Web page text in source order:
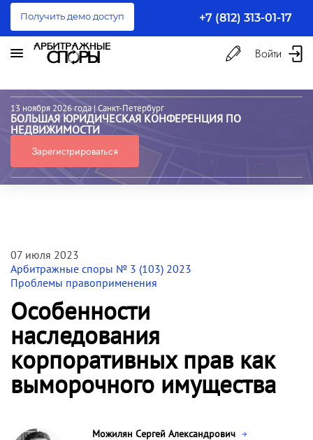
Получить демо доступ +7 (812) 313-01-17
Войти
13 ноября 2026 года | Санкт-Петербург
БОЛЬШАЯ ЮРИДИЧЕСКАЯ КОНФЕРЕНЦИЯ ПО
НЕДВИЖИМОСТИ
Зарегистрироваться
07 июля 2023
Арбитражные споры № 3 (103) 2023
Проблемы правоприменения
Особенности
наследования
корпоративных прав как
выморочного имущества
Можилян Сергей Александрович